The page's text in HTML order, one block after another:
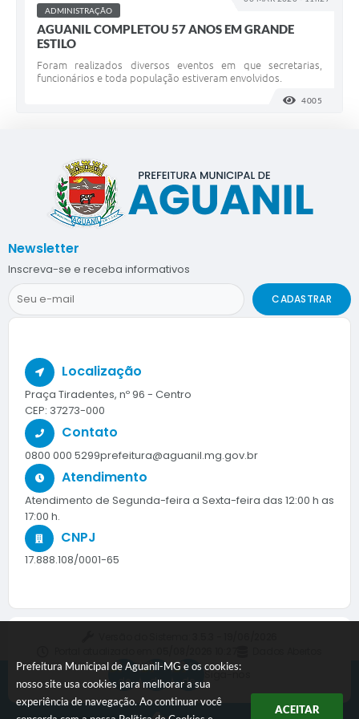
Prefeitura Municipal de Aguanil-MG e os cookies:
nosso site usa cookies para melhorar a sua
experiência de navegação. Ao continuar você
ACEITAR
ADMINISTRAÇÃO
AGUANIL COMPLETOU 57 ANOS EM GRANDE
ESTILO
Foram realizados diversos eventos em que secretarias,
funcionários e toda população estiveram envolvidos.
4005
Localização
Praça Tiradentes, nº 96 - Centro
CEP: 37273-000
Contato
0800 000 5299prefeitura@aguanil.mg.gov.br
Atendimento
Atendimento de Segunda-feira a Sexta-feira das 12:00 h as
17:00 h.
CNPJ
17.888.108/0001-65
Newsletter
Inscreva-se e receba informativos
CADASTRAR
Siga-nos